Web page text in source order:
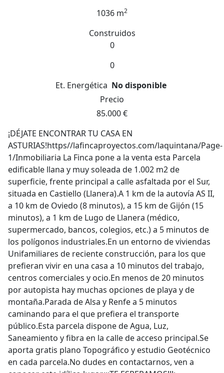
1036 m2
Construidos
0
0
Et. Energética No disponible
Precio
85.000 €
¡DÉJATE ENCONTRAR TU CASA EN
ASTURIAS!https//lafincaproyectos.com/laquintana/Page-
1/Inmobiliaria La Finca pone a la venta esta Parcela
edificable llana y muy soleada de 1.002 m2 de
superficie, frente principal a calle asfaltada por el Sur,
situada en Castiello (Llanera).A 1 km de la autovía AS II,
a 10 km de Oviedo (8 minutos), a 15 km de Gijón (15
minutos), a 1 km de Lugo de Llanera (médico,
supermercado, bancos, colegios, etc.) a 5 minutos de
los polígonos industriales.En un entorno de viviendas
Unifamiliares de reciente construcción, para los que
prefieran vivir en una casa a 10 minutos del trabajo,
centros comerciales y ocio.En menos de 20 minutos
por autopista hay muchas opciones de playa y de
montaña.Parada de Alsa y Renfe a 5 minutos
caminando para el que prefiera el transporte
público.Esta parcela dispone de Agua, Luz,
Saneamiento y fibra en la calle de acceso principal.Se
aporta gratis plano Topográfico y estudio Geotécnico
en cada parcela.No dudes en contactarnos, ven a